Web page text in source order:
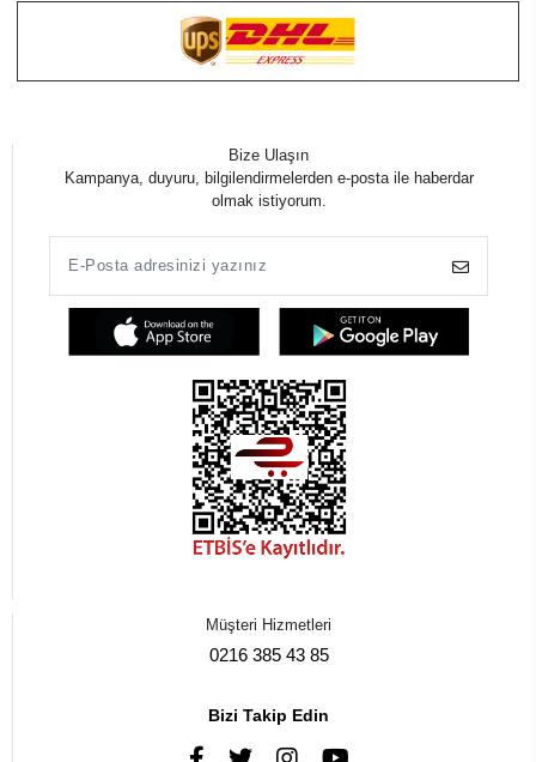
Bize Ulaşın
Kampanya, duyuru, bilgilendirmelerden e-posta ile haberdar
olmak istiyorum.
Müşteri Hizmetleri
0216 385 43 85
Bizi Takip Edin